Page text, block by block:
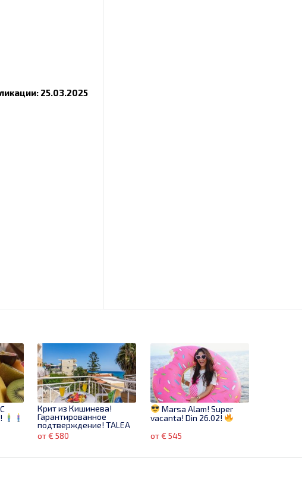
25.03.2025
Крит из Кишинева!
Гарантированное
подтверждение! TALEA
BEACH 3* BALI
от € 580
Marsa Alam! Super
vacanta! Din 26.02!
от € 545